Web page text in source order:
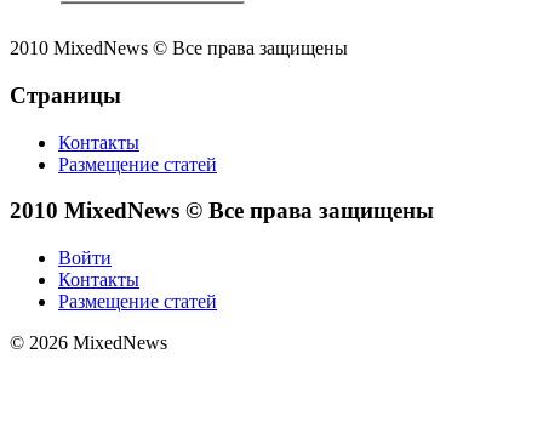
2010 MixedNews © Все права защищены
Страницы
Контакты
Размещение статей
2010 MixedNews © Все права защищены
Войти
Контакты
Размещение статей
© 2026 MixedNews